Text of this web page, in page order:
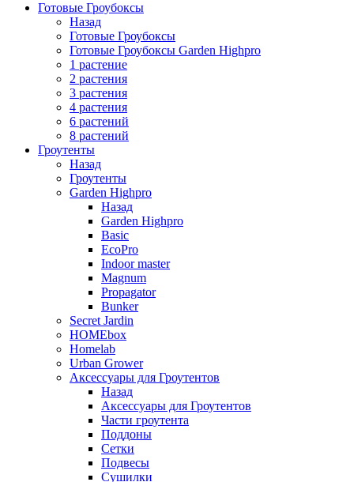
Готовые Гроубоксы
Назад
Готовые Гроубоксы
Готовые Гроубоксы Garden Highpro
1 растение
2 растения
3 растения
4 растения
6 растений
8 растений
Гроутенты
Назад
Гроутенты
Garden Highpro
Назад
Garden Highpro
Basic
EcoPro
Indoor master
Magnum
Propagator
Bunker
Secret Jardin
HOMEbox
Homelab
Urban Grower
Аксессуары для Гроутентов
Назад
Аксессуары для Гроутентов
Части гроутента
Поддоны
Сетки
Подвесы
Сушилки